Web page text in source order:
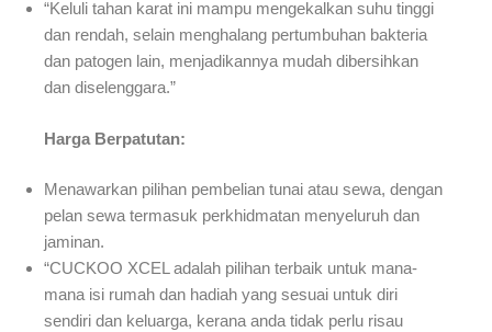
“Keluli tahan karat ini mampu mengekalkan suhu tinggi
dan rendah, selain menghalang pertumbuhan bakteria
dan patogen lain, menjadikannya mudah dibersihkan
dan diselenggara.”
Harga Berpatutan:
Menawarkan pilihan pembelian tunai atau sewa, dengan
pelan sewa termasuk perkhidmatan menyeluruh dan
jaminan.
“CUCKOO XCEL adalah pilihan terbaik untuk mana-
mana isi rumah dan hadiah yang sesuai untuk diri
sendiri dan keluarga, kerana anda tidak perlu risau